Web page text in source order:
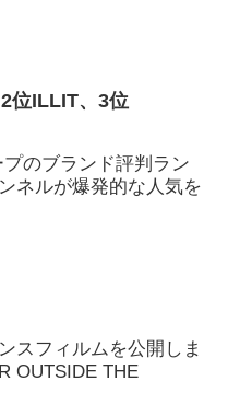
位ILLIT、3位
のブランド評判ラン
ネルが爆発的な人気を
スフィルムを公開しま
OUTSIDE THE